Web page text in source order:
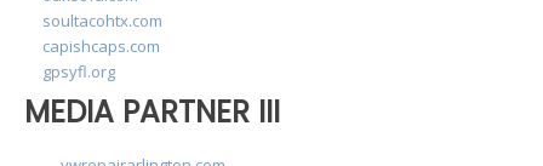
soultacohtx.com
capishcaps.com
gpsyfl.org
MEDIA PARTNER III